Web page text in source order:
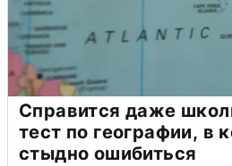
Справится даже
тест по географии, в
стыдно ошибиться